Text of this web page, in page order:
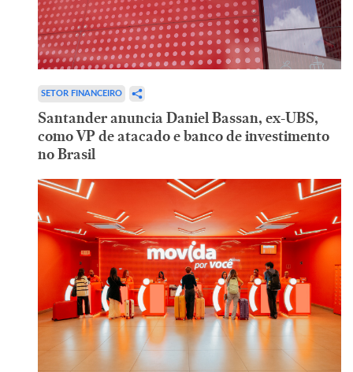
SETOR FINANCEIRO
Santander anuncia Daniel Bassan, ex-UBS,
como VP de atacado e banco de investimento
no Brasil